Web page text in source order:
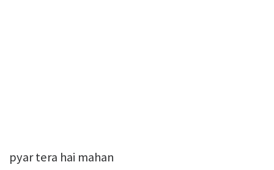
pyar tera hai mahan